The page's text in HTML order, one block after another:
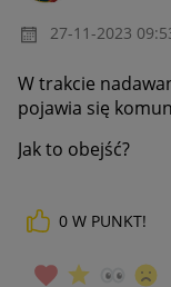
‎27-11-2023
W trakcie
pojawia się
Jak to obejść?
0 W PUNKT!